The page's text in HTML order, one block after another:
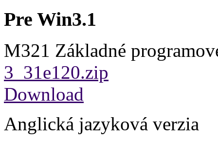
Pre Win3.1
M321 Základné
3_31e120.zip
Download
Anglická jazyková verzia